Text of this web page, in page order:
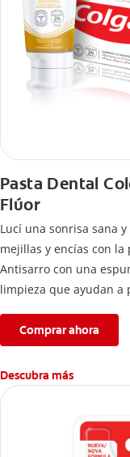
Pasta Dental
Flúor
Lucí una sonrisa sana
mejillas y encías con la
Antisarro con una
limpieza que ayudan a
Comprar ahora
Descubra más